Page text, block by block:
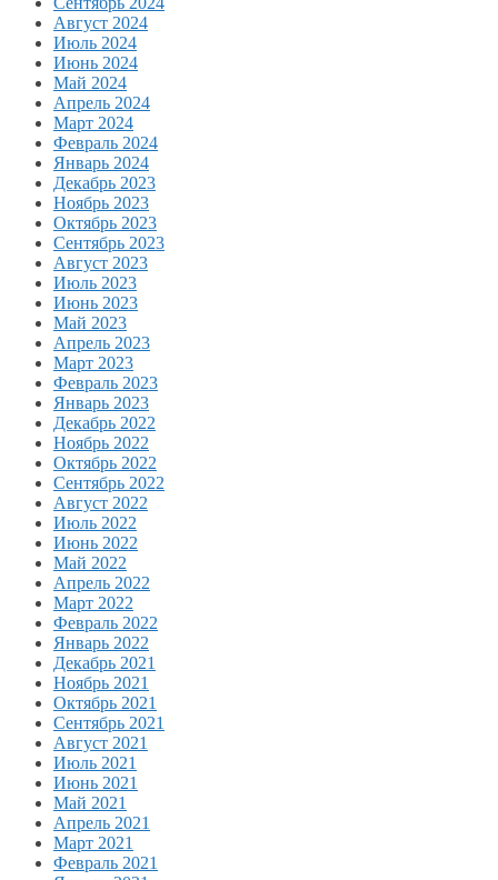
Август 2024
Июль 2024
Июнь 2024
Май 2024
Апрель 2024
Март 2024
Февраль 2024
Январь 2024
Декабрь 2023
Ноябрь 2023
Октябрь 2023
Сентябрь 2023
Август 2023
Июль 2023
Июнь 2023
Май 2023
Апрель 2023
Март 2023
Февраль 2023
Январь 2023
Декабрь 2022
Ноябрь 2022
Октябрь 2022
Сентябрь 2022
Август 2022
Июль 2022
Июнь 2022
Май 2022
Апрель 2022
Март 2022
Февраль 2022
Январь 2022
Декабрь 2021
Ноябрь 2021
Октябрь 2021
Сентябрь 2021
Август 2021
Июль 2021
Июнь 2021
Май 2021
Апрель 2021
Март 2021
Февраль 2021